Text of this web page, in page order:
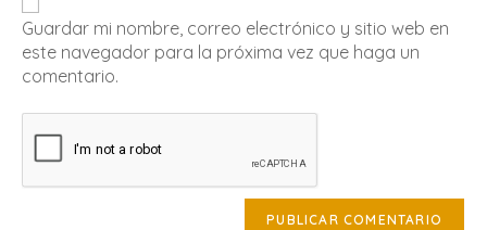
Guardar mi nombre, correo electrónico y sitio web en
este navegador para la próxima vez que haga un
comentario.